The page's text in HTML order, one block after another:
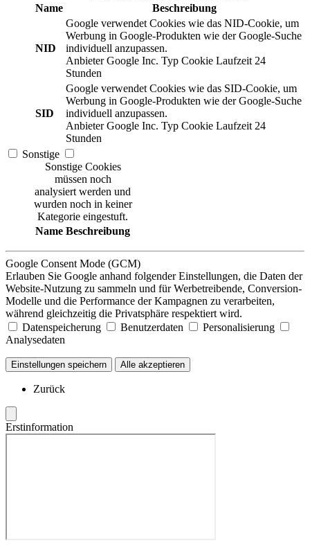
Name
Beschreibung
NID
Google verwendet Cookies wie das NID-Cookie, um
Werbung in Google-Produkten wie der Google-Suche
individuell anzupassen.
Anbieter Google Inc. Typ Cookie Laufzeit 24
Stunden
SID
Google verwendet Cookies wie das SID-Cookie, um
Werbung in Google-Produkten wie der Google-Suche
individuell anzupassen.
Anbieter Google Inc. Typ Cookie Laufzeit 24
Stunden
Sonstige
Sonstige Cookies
müssen noch
analysiert werden und
wurden noch in keiner
Kategorie eingestuft.
Name Beschreibung
Google Consent Mode (GCM)
Erlauben Sie Google anhand folgender Einstellungen, die Daten der
Website-Nutzung zu sammeln und für Werbetreibende, Conversion-
Modelle und die Performance der Kampagnen zu verarbeiten,
während gleichzeitig die Privatsphäre respektiert wird.
Datenspeicherung
Benutzerdaten
Personalisierung
Analysedaten
Einstellungen speichern Alle akzeptieren
Zurück
Erstinformation